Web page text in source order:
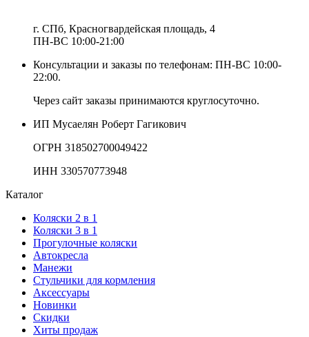
г. СПб, Красногвардейская площадь, 4
ПН-ВС 10:00-21:00
Консультации и заказы по телефонам: ПН-ВС 10:00-
22:00.
Через сайт заказы принимаются круглосуточно.
ИП Мусаелян Роберт Гагикович
ОГРН 318502700049422
ИНН 330570773948
Каталог
Коляски 2 в 1
Коляски 3 в 1
Прогулочные коляски
Автокресла
Манежи
Стульчики для кормления
Аксессуары
Новинки
Скидки
Хиты продаж